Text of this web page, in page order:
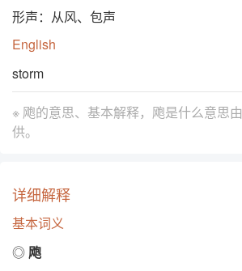
形声：从风、包声
English
storm
※ 飑的意思、基本解释，飑是什么意思由
供。
详细解释
基本词义
◎ 飑